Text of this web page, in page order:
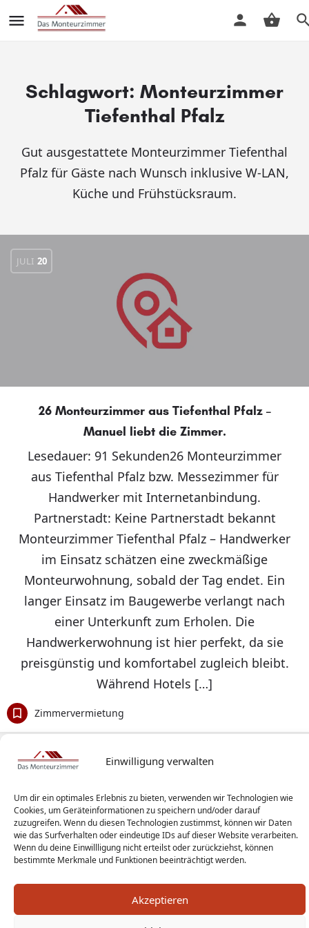
Einwilligung verwalten
Um dir ein optimales Erlebnis zu bieten, verwenden wir Technologien wie
Cookies, um Geräteinformationen zu speichern und/oder darauf
zuzugreifen. Wenn du diesen Technologien zustimmst, können wir Daten
wie das Surfverhalten oder eindeutige IDs auf dieser Website verarbeiten.
Wenn du deine Einwillligung nicht erteilst oder zurückziehst, können
bestimmte Merkmale und Funktionen beeinträchtigt werden.
Akzeptieren
Schlagwort: Monteurzimmer
Tiefenthal Pfalz
Gut ausgestattete Monteurzimmer Tiefenthal
Pfalz für Gäste nach Wunsch inklusive W-LAN,
Küche und Frühstücksraum.
JULI 20
26 Monteurzimmer aus Tiefenthal Pfalz –
Manuel liebt die Zimmer.
Lesedauer: 91 Sekunden26 Monteurzimmer
aus Tiefenthal Pfalz bzw. Messezimmer für
Handwerker mit Internetanbindung.
Partnerstadt: Keine Partnerstadt bekannt
Monteurzimmer Tiefenthal Pfalz – Handwerker
im Einsatz schätzen eine zweckmäßige
Monteurwohnung, sobald der Tag endet. Ein
langer Einsatz im Baugewerbe verlangt nach
einer Unterkunft zum Erholen. Die
Handwerkerwohnung ist hier perfekt, da sie
preisgünstig und komfortabel zugleich bleibt.
Während Hotels […]
Zimmervermietung